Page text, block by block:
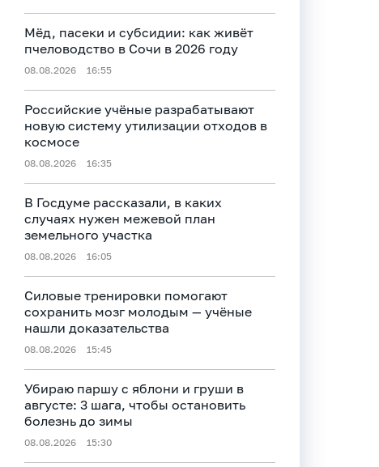
Мёд, пасеки и субсидии: как живёт
пчеловодство в Сочи в 2026 году
08.08.2026 16:55
Российские учёные разрабатывают
новую систему утилизации отходов в
космосе
08.08.2026 16:35
В Госдуме рассказали, в каких
случаях нужен межевой план
земельного участка
08.08.2026 16:05
Силовые тренировки помогают
сохранить мозг молодым — учёные
нашли доказательства
08.08.2026 15:45
Убираю паршу с яблони и груши в
августе: 3 шага, чтобы остановить
болезнь до зимы
08.08.2026 15:30